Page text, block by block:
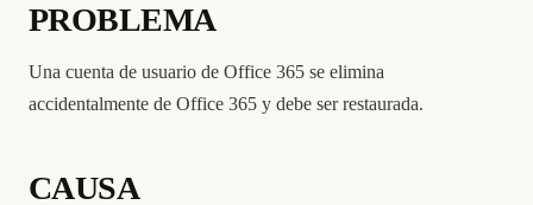
PROBLEMA
Una cuenta de usuario de Office 365 se elimina
accidentalmente de Office 365 y debe ser restaurada.
CAUSA